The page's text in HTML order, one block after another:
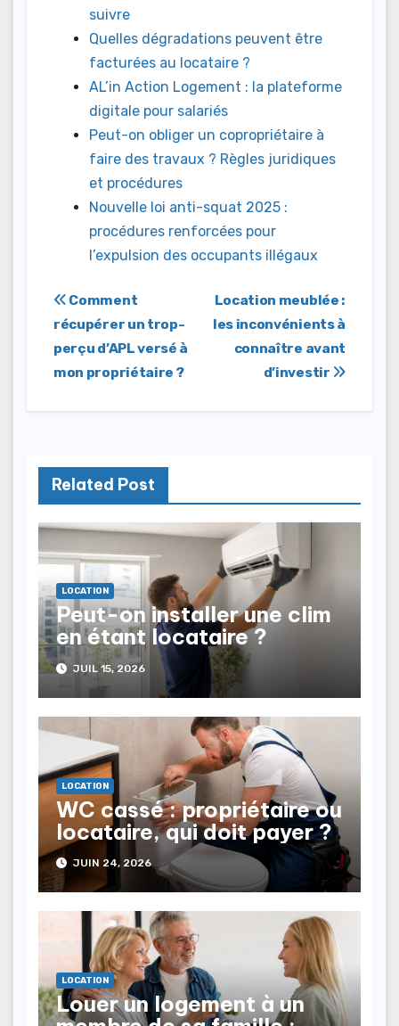
suivre
Quelles dégradations peuvent être
facturées au locataire ?
AL’in Action Logement : la plateforme
digitale pour salariés
Peut-on obliger un copropriétaire à
faire des travaux ? Règles juridiques
et procédures
Nouvelle loi anti-squat 2025 :
procédures renforcées pour
l’expulsion des occupants illégaux
Navigation
de
l’article
Location meublée :
les inconvénients à
connaître avant
d’investir
Comment
récupérer un trop-
perçu d’APL versé à
mon propriétaire ?
Related Post
LOCATION
Peut-on installer une clim
en étant locataire ?
JUIL 15, 2026
LOCATION
WC cassé : propriétaire ou
locataire, qui doit payer ?
JUIN 24, 2026
LOCATION
Louer un logement à un